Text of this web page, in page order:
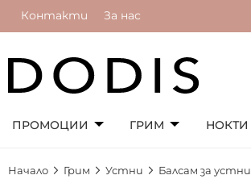
Контакти За нас
ПРОМОЦИИ ГРИМ НОКТИ
Начало Грим Устни Балсам за устни